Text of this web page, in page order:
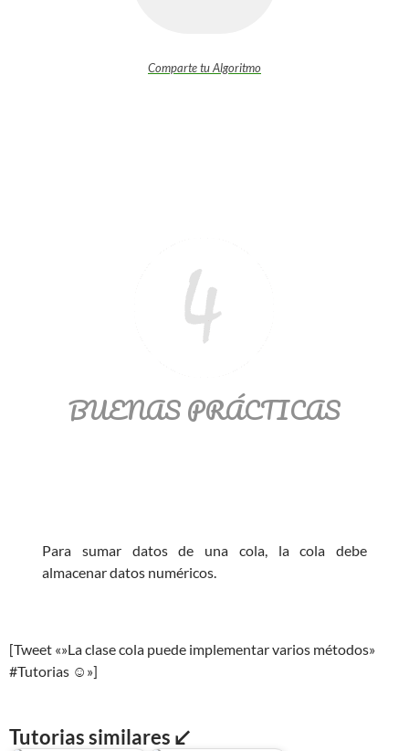
Comparte tu Algoritmo
BUENAS PRÁCTICAS
Para sumar datos de una cola, la cola debe
almacenar datos numéricos.
[Tweet «»La clase cola puede implementar varios métodos»
#Tutorias ☺»]
Tutorias similares ↙